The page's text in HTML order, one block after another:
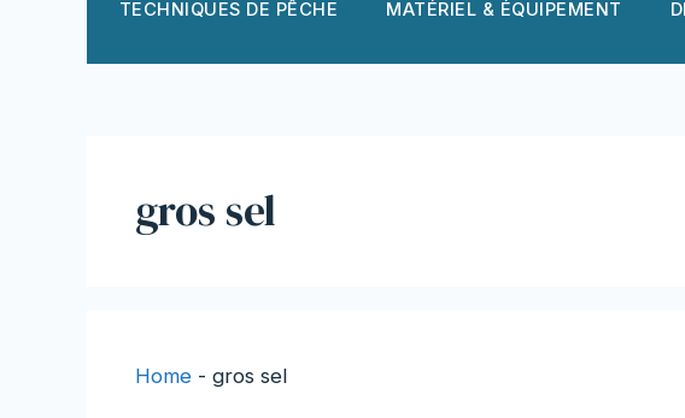
TECHNIQUES DE PÊCHE MATÉRIEL & ÉQUIPEMENT
gros sel
Home - gros sel